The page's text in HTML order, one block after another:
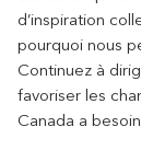
d’inspiration
pourquoi nous
Continuez à
favoriser les
Canada a